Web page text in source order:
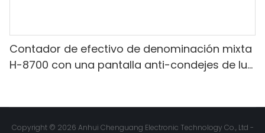
Contador de efectivo de denominación mixta
H-8700 con una pantalla anti-condejes de luz
Copyright © 2026 Anhui Chenguang Electronic Technology Co., Ltd -